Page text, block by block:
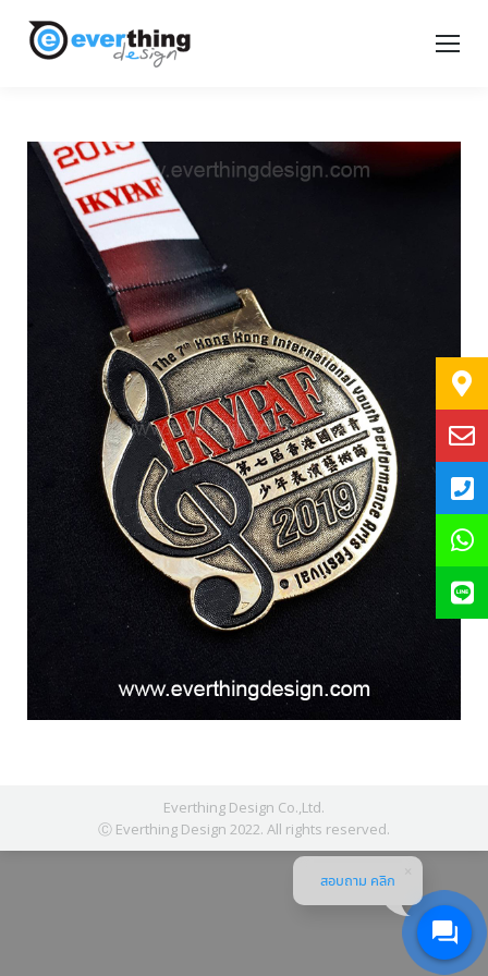
Everthing Design Co.,Ltd.
Ⓒ Everthing Design 2022. All rights reserved.
สอบถาม คลิก